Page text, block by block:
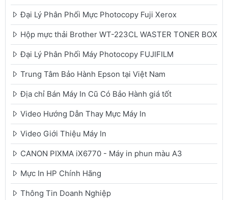
Đại Lý Phân Phối Mực Photocopy Fuji Xerox
Hộp mực thải Brother WT-223CL WASTER TONER BOX
Đại Lý Phân Phối Máy Photocopy FUJIFILM
Trung Tâm Bảo Hành Epson tại Việt Nam
Địa chỉ Bán Máy In Cũ Có Bảo Hành giá tốt
Video Hướng Dẫn Thay Mực Máy In
Video Giới Thiệu Máy In
CANON PIXMA iX6770 - Máy in phun màu A3
Mực In HP Chính Hãng
Thông Tin Doanh Nghiệp